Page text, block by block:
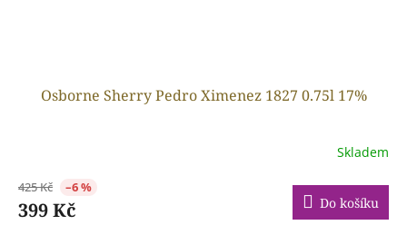
Osborne Sherry Pedro Ximenez 1827 0.75l 17%
Skladem
425 Kč –6 %
399 Kč Do košíku